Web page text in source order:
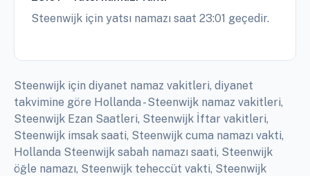
Steenwijk için yatsı namazı saat 23:01 geçedir.
Steenwijk için diyanet namaz vakitleri, diyanet
takvimine göre Hollanda - Steenwijk namaz vakitleri,
Steenwijk Ezan Saatleri, Steenwijk İftar vakitleri,
Steenwijk imsak saati, Steenwijk cuma namazı vakti,
Hollanda Steenwijk sabah namazı saati, Steenwijk
öğle namazı, Steenwijk teheccüt vakti, Steenwijk